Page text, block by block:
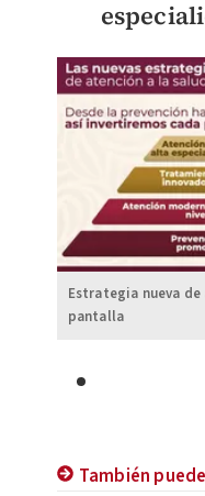
Estrategia nueva
pantalla
También